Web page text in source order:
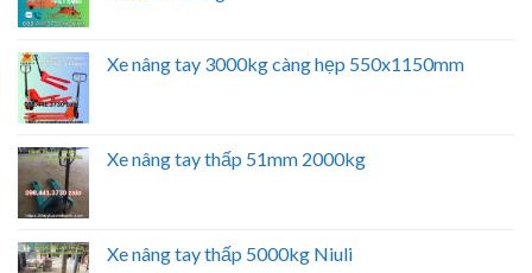
Xe nâng tay 3000kg càng hẹp 550x1150mm
Xe nâng tay thấp 51mm 2000kg
Xe nâng tay thấp 5000kg Niuli